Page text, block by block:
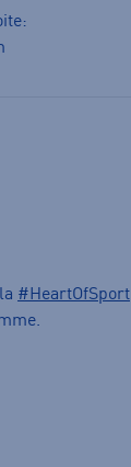
#HeartOfSport